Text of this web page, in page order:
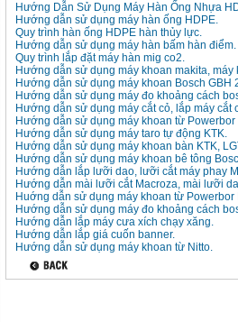
Hướng Dẫn Sử Dụng Máy Hàn Ống Nhựa
Hướng dẫn sử dụng máy hàn ống HDPE.
Quy trình hàn ống HDPE hàn thủy lực.
Hướng dẫn sử dụng máy hàn bấm hàn điểm.
Quy trình lắp đặt máy hàn mig co2.
Hướng dẫn sử dụng máy khoan makita, máy
Hướng dẫn sử dụng máy khoan Bosch GBH
Hướng dẫn sử dụng máy đo khoảng cách
Hướng dẫn sử dụng máy cắt cỏ, lắp máy cắt
Hướng dẫn sử dụng máy khoan từ Powerbor
Hướng dẫn sử dụng máy taro tự động KTK.
Hướng dẫn sử dụng máy khoan bàn KTK,
Hướng dẫn sử dụng máy khoan bê tông
Hướng dẫn lắp lưỡi dao, lưỡi cắt máy phay
Hướng dẫn mài lưỡi cắt Macroza, mài lưỡi
Huớng dẫn sử dụng máy khoan từ Powerbor
Hướng dẫn sử dụng máy đo khoảng cách
Hướng dẫn lắp máy cưa xích chạy xăng.
Hướng dẫn lắp giá cuốn banner.
Hướng dẫn sử dụng máy khoan từ Nitto.